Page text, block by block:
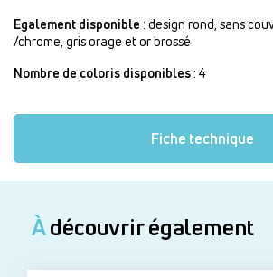
Egalement disponible : design rond, sans
/chrome, gris orage et or brossé
Nombre de coloris disponibles : 4
Fiche technique
Àdécouvrir également